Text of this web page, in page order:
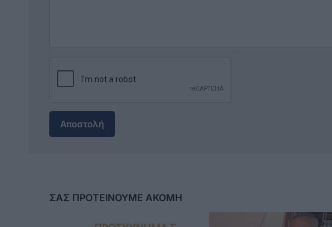
Αποστολή
ΣΑΣ ΠΡΟΤΕΙΝΟΥΜΕ ΑΚΟΜΗ